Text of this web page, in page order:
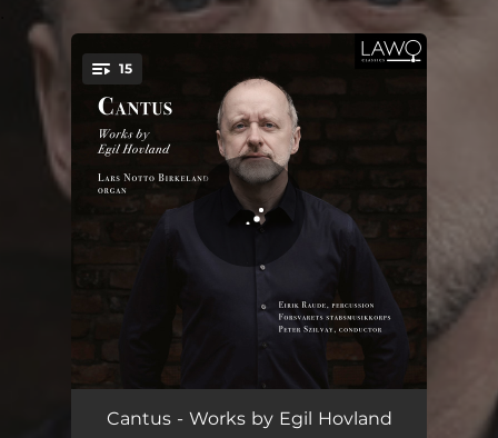
You're all set!
15
Cantus VII, Op. 132: I. 05:59
Cantus - Works by Egil Hovland